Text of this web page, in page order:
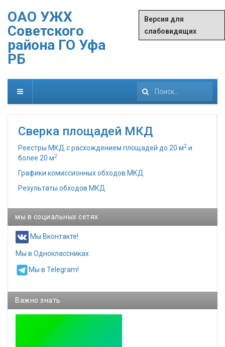
ОАО УЖХ
Советского
района ГО Уфа
РБ
Версия для
слабовидящих
Искать...
Сверка площадей МКД
Реестры МКД с расхождением площадей до 20 м2 и
более 20 м2
Графики комиссионных обходов МКД
Результаты обходов МКД
мы в социальных сетях
Мы Вконтакте!
Мы в Одноклассниках
Мы в Telegram!
Важно знать